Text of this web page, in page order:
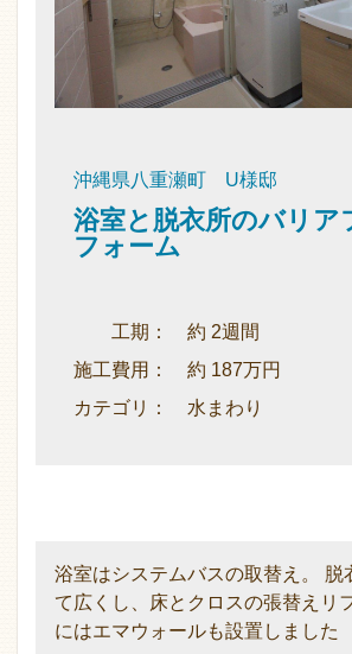
沖縄県八重瀬町 U様邸
浴室と脱衣所のバリア
フォーム
工期： 約 2週間
施工費用： 約 187万円
カテゴリ： 水まわり
浴室はシステムバスの取替え。 脱
て広くし、床とクロスの張替えリ
にはエマウォールも設置しました